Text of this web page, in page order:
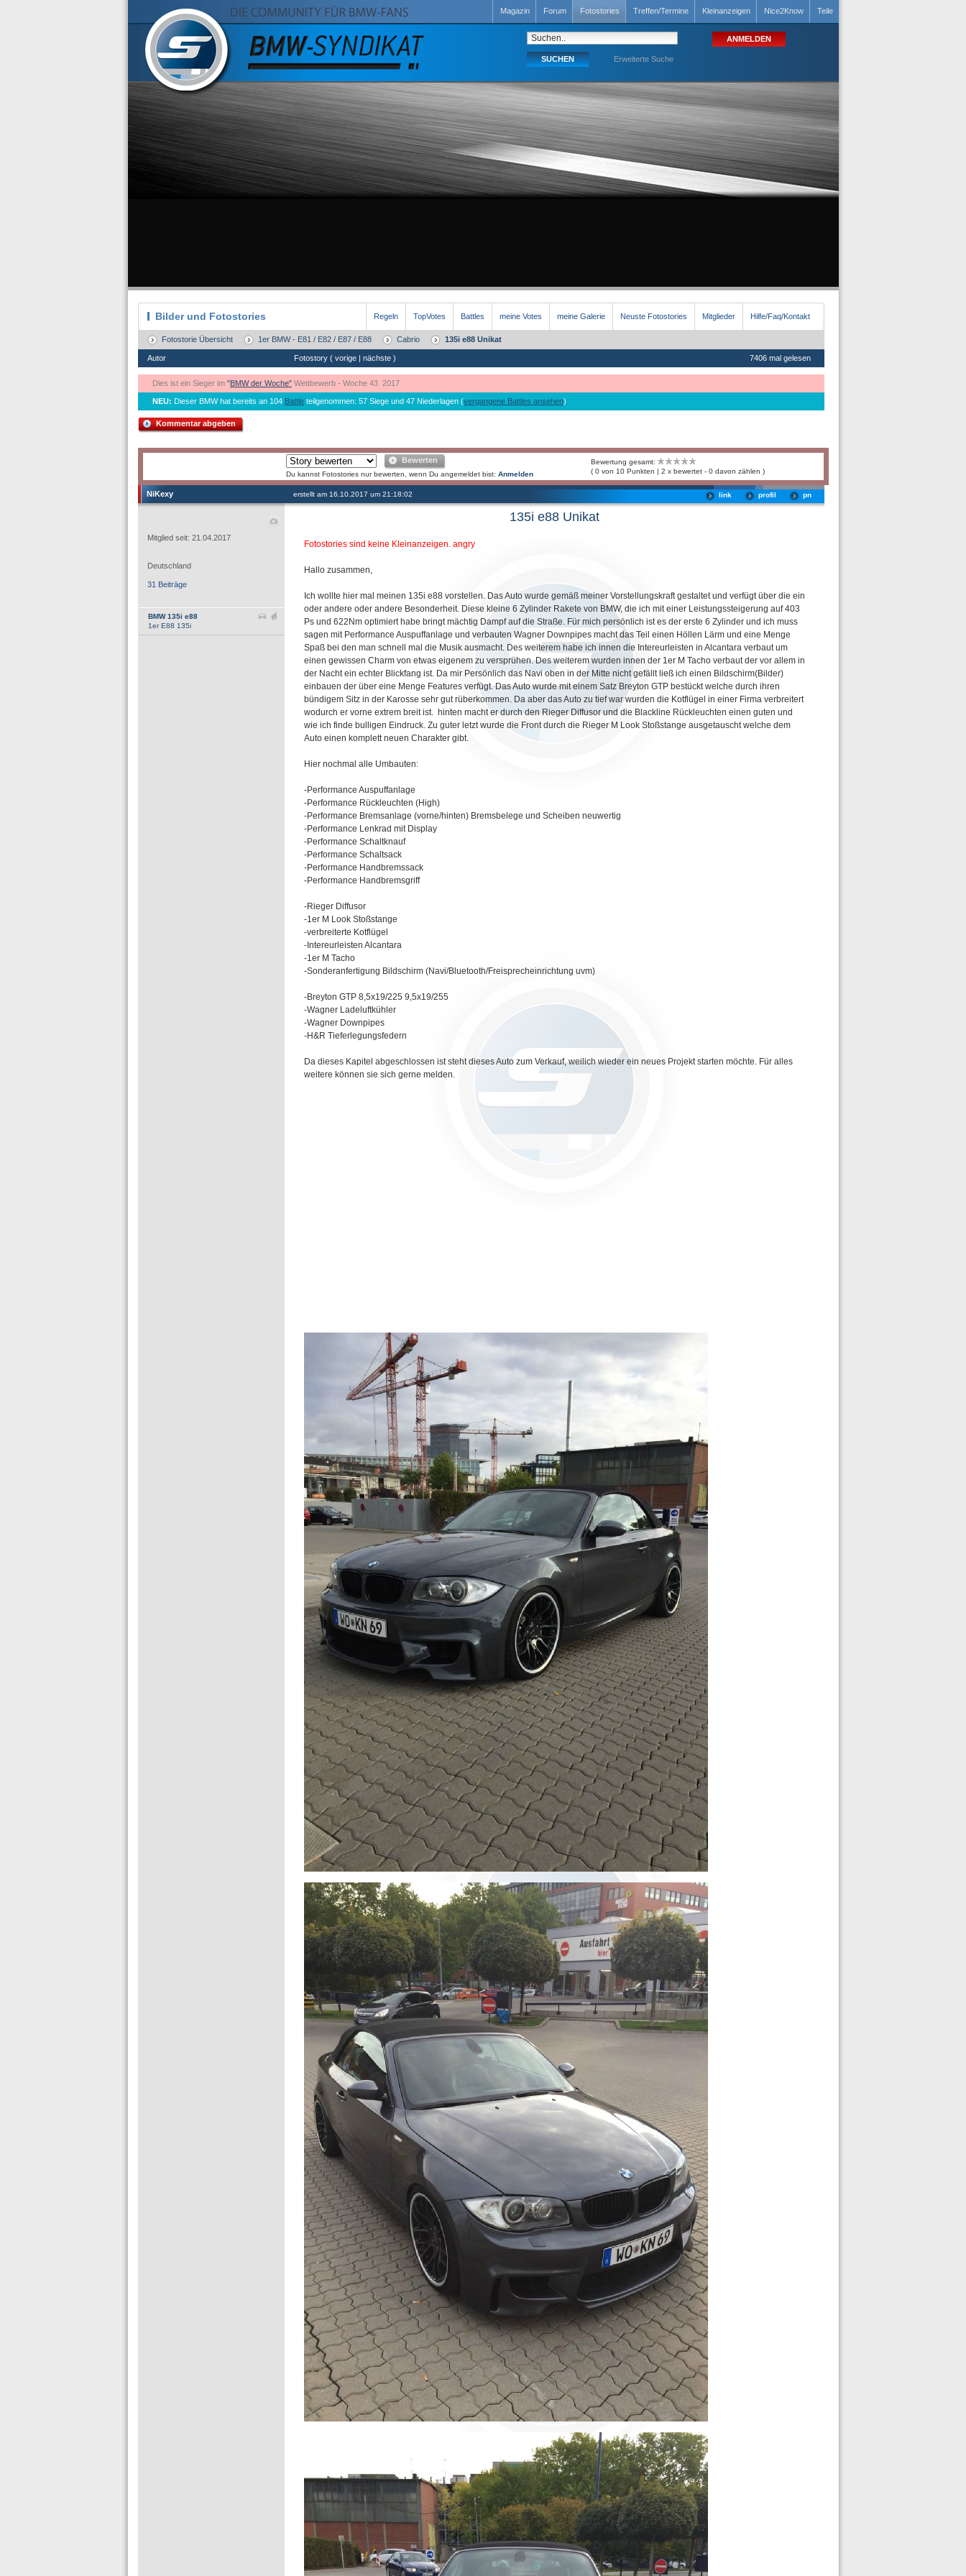
Magazin Forum Fotostories Treffen/Termine Kleinanzeigen Nice2Know Teile
Erweiterte Suche
Bilder und Fotostories Regeln TopVotes Battles meine Votes meine Galerie Neuste Fotostories Mitglieder Hilfe/Faq/Kontakt
Fotostorie Übersicht 1er BMW - E81 / E82 / E87 / E88 Cabrio 135i e88 Unikat
Autor Fotostory ( vorige | nächste ) 7406 mal gelesen
Dies ist ein Sieger im "BMW der Woche" Wettbewerb - Woche 43 2017
NEU: Dieser BMW hat bereits an 104 Battle teilgenommen: 57 Siege und 47 Niederlagen (vergangene Battles ansehen)
Kommentar abgeben
Bewerten
Du kannst Fotostories nur bewerten, wenn Du angemeldet bist: Anmelden
Bewertung gesamt:
( 0 von 10 Punkten | 2 x bewertet - 0 davon zählen )
NiKexy erstellt am 16.10.2017 um 21:18:02 pn
profil
link
Mitglied seit: 21.04.2017
Deutschland
31 Beiträge
BMW 135i e88
1er E88 135i
135i e88 Unikat
Fotostories sind keine Kleinanzeigen. angry
Hallo zusammen,
Ich wollte hier mal meinen 135i e88 vorstellen. Das Auto wurde gemäß meiner Vorstellungskraft gestaltet und verfügt über die ein
oder andere oder andere Besonderheit. Diese kleine 6 Zylinder Rakete von BMW, die ich mit einer Leistungssteigerung auf 403
Ps und 622Nm optimiert habe bringt mächtig Dampf auf die Straße. Für mich persönlich ist es der erste 6 Zylinder und ich muss
sagen mit Performance Auspuffanlage und verbauten Wagner Downpipes macht das Teil einen Höllen Lärm und eine Menge
Spaß bei den man schnell mal die Musik ausmacht. Des weiterem habe ich innen die Intereurleisten in Alcantara verbaut um
einen gewissen Charm von etwas eigenem zu versprühen. Des weiterem wurden innen der 1er M Tacho verbaut der vor allem in
der Nacht ein echter Blickfang ist. Da mir Persönlich das Navi oben in der Mitte nicht gefällt ließ ich einen Bildschirm(Bilder)
einbauen der über eine Menge Features verfügt. Das Auto wurde mit einem Satz Breyton GTP bestückt welche durch ihren
bündigem Sitz in der Karosse sehr gut rüberkommen. Da aber das Auto zu tief war wurden die Kotflügel in einer Firma verbreitert
wodurch er vorne extrem breit ist. hinten macht er durch den Rieger Diffusor und die Blackline Rückleuchten einen guten und
wie ich finde bulligen Eindruck. Zu guter letzt wurde die Front durch die Rieger M Look Stoßstange ausgetauscht welche dem
Auto einen komplett neuen Charakter gibt.
Hier nochmal alle Umbauten:
-Performance Auspuffanlage
-Performance Rückleuchten (High)
-Performance Bremsanlage (vorne/hinten) Bremsbelege und Scheiben neuwertig
-Performance Lenkrad mit Display
-Performance Schaltknauf
-Performance Schaltsack
-Performance Handbremssack
-Performance Handbremsgriff
-Rieger Diffusor
-1er M Look Stoßstange
-verbreiterte Kotflügel
-Intereurleisten Alcantara
-1er M Tacho
-Sonderanfertigung Bildschirm (Navi/Bluetooth/Freisprecheinrichtung uvm)
-Breyton GTP 8,5x19/225 9,5x19/255
-Wagner Ladeluftkühler
-Wagner Downpipes
-H&R Tieferlegungsfedern
Da dieses Kapitel abgeschlossen ist steht dieses Auto zum Verkauf, weilich wieder ein neues Projekt starten möchte. Für alles
weitere können sie sich gerne melden.